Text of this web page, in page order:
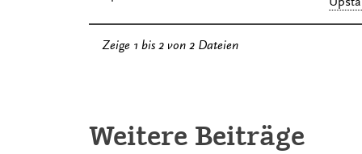
Zeige 1 bis 2 von 2 Dateien
Weitere Beiträge